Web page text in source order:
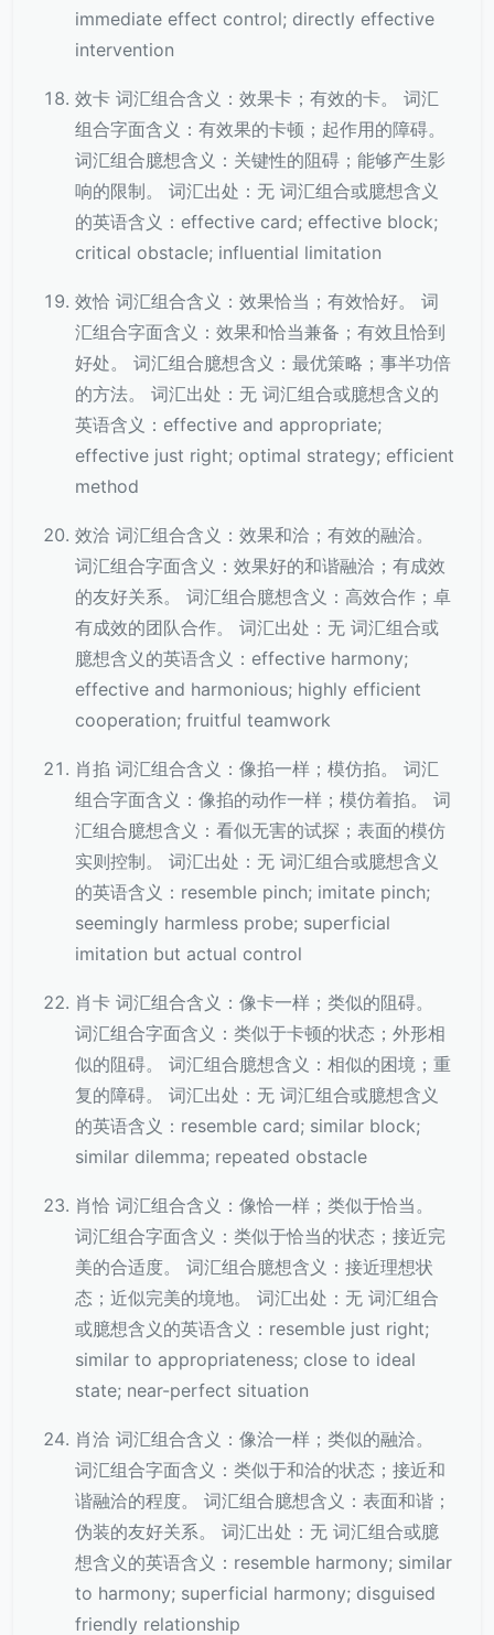
immediate effect control; directly effective
intervention
效卡 词汇组合含义：效果卡；有效的卡。 词汇
组合字面含义：有效果的卡顿；起作用的障碍。
词汇组合臆想含义：关键性的阻碍；能够产生影
响的限制。 词汇出处：无 词汇组合或臆想含义
的英语含义：effective card; effective block;
critical obstacle; influential limitation
效恰 词汇组合含义：效果恰当；有效恰好。 词
汇组合字面含义：效果和恰当兼备；有效且恰到
好处。 词汇组合臆想含义：最优策略；事半功倍
的方法。 词汇出处：无 词汇组合或臆想含义的
英语含义：effective and appropriate;
effective just right; optimal strategy; efficient
method
效洽 词汇组合含义：效果和洽；有效的融洽。
词汇组合字面含义：效果好的和谐融洽；有成效
的友好关系。 词汇组合臆想含义：高效合作；卓
有成效的团队合作。 词汇出处：无 词汇组合或
臆想含义的英语含义：effective harmony;
effective and harmonious; highly efficient
cooperation; fruitful teamwork
肖掐 词汇组合含义：像掐一样；模仿掐。 词汇
组合字面含义：像掐的动作一样；模仿着掐。 词
汇组合臆想含义：看似无害的试探；表面的模仿
实则控制。 词汇出处：无 词汇组合或臆想含义
的英语含义：resemble pinch; imitate pinch;
seemingly harmless probe; superficial
imitation but actual control
肖卡 词汇组合含义：像卡一样；类似的阻碍。
词汇组合字面含义：类似于卡顿的状态；外形相
似的阻碍。 词汇组合臆想含义：相似的困境；重
复的障碍。 词汇出处：无 词汇组合或臆想含义
的英语含义：resemble card; similar block;
similar dilemma; repeated obstacle
肖恰 词汇组合含义：像恰一样；类似于恰当。
词汇组合字面含义：类似于恰当的状态；接近完
美的合适度。 词汇组合臆想含义：接近理想状
态；近似完美的境地。 词汇出处：无 词汇组合
或臆想含义的英语含义：resemble just right;
similar to appropriateness; close to ideal
state; near-perfect situation
肖洽 词汇组合含义：像洽一样；类似的融洽。
词汇组合字面含义：类似于和洽的状态；接近和
谐融洽的程度。 词汇组合臆想含义：表面和谐；
伪装的友好关系。 词汇出处：无 词汇组合或臆
想含义的英语含义：resemble harmony; similar
to harmony; superficial harmony; disguised
friendly relationship